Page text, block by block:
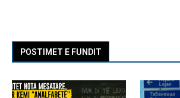
POSTIMET E FUNDIT